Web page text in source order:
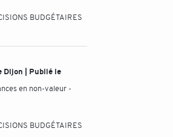
BUDGÉTAIRES
Dijon | Publié le
en non-valeur -
BUDGÉTAIRES